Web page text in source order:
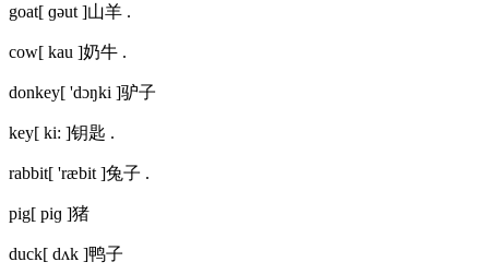
goat[ ɡəut ]山羊 .
cow[ kau ]奶牛 .
donkey[ 'dɔŋki ]驴子
key[ ki: ]钥匙 .
rabbit[ 'ræbit ]兔子 .
pig[ piɡ ]猪
duck[ dʌk ]鸭子